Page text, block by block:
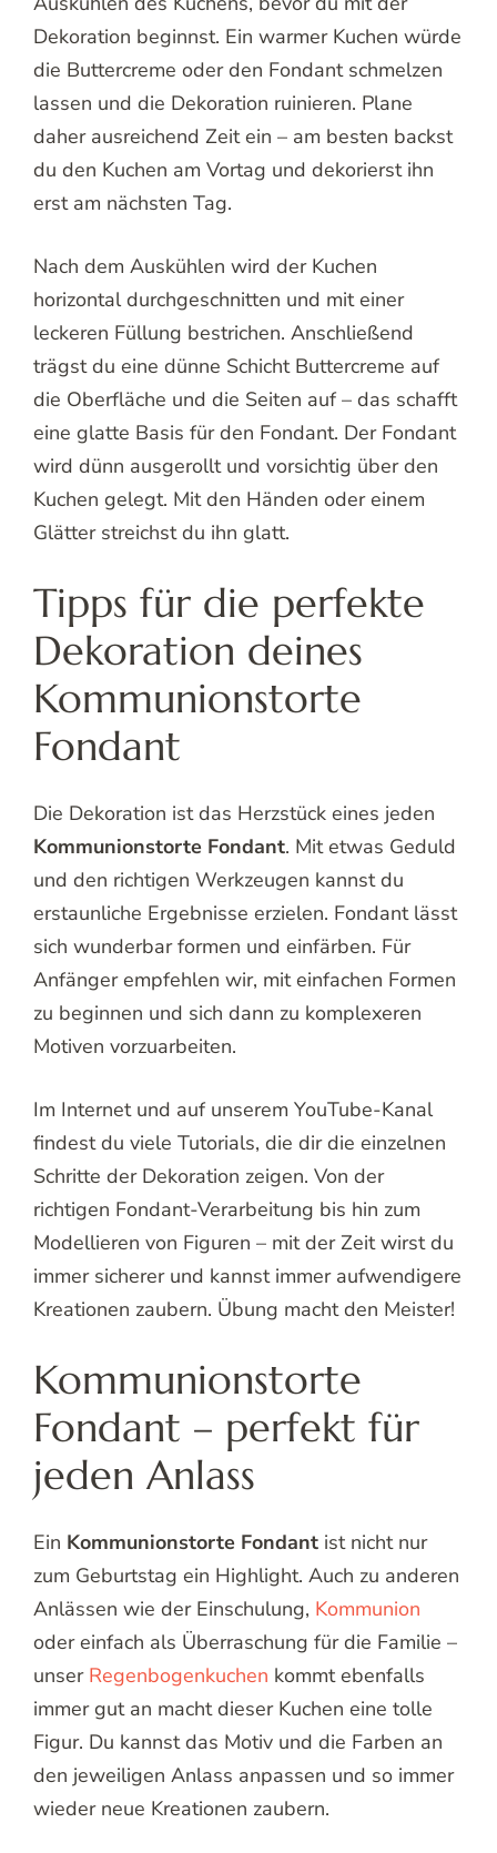
Dekoration beginnst. Ein warmer Kuchen würde
die Buttercreme oder den Fondant schmelzen
lassen und die Dekoration ruinieren. Plane
daher ausreichend Zeit ein – am besten backst
du den Kuchen am Vortag und dekorierst ihn
erst am nächsten Tag.
Nach dem Auskühlen wird der Kuchen
horizontal durchgeschnitten und mit einer
leckeren Füllung bestrichen. Anschließend
trägst du eine dünne Schicht Buttercreme auf
die Oberfläche und die Seiten auf – das schafft
eine glatte Basis für den Fondant. Der Fondant
wird dünn ausgerollt und vorsichtig über den
Kuchen gelegt. Mit den Händen oder einem
Glätter streichst du ihn glatt.
Tipps für die perfekte
Dekoration deines
Kommunionstorte
Fondant
Die Dekoration ist das Herzstück eines jeden
Kommunionstorte Fondant. Mit etwas Geduld
und den richtigen Werkzeugen kannst du
erstaunliche Ergebnisse erzielen. Fondant lässt
sich wunderbar formen und einfärben. Für
Anfänger empfehlen wir, mit einfachen Formen
zu beginnen und sich dann zu komplexeren
Motiven vorzuarbeiten.
Im Internet und auf unserem YouTube-Kanal
findest du viele Tutorials, die dir die einzelnen
Schritte der Dekoration zeigen. Von der
richtigen Fondant-Verarbeitung bis hin zum
Modellieren von Figuren – mit der Zeit wirst du
immer sicherer und kannst immer aufwendigere
Kreationen zaubern. Übung macht den Meister!
Kommunionstorte
Fondant – perfekt für
jeden Anlass
Ein Kommunionstorte Fondant ist nicht nur
zum Geburtstag ein Highlight. Auch zu anderen
Anlässen wie der Einschulung, Kommunion
oder einfach als Überraschung für die Familie –
unser Regenbogenkuchen kommt ebenfalls
immer gut an macht dieser Kuchen eine tolle
Figur. Du kannst das Motiv und die Farben an
den jeweiligen Anlass anpassen und so immer
wieder neue Kreationen zaubern.